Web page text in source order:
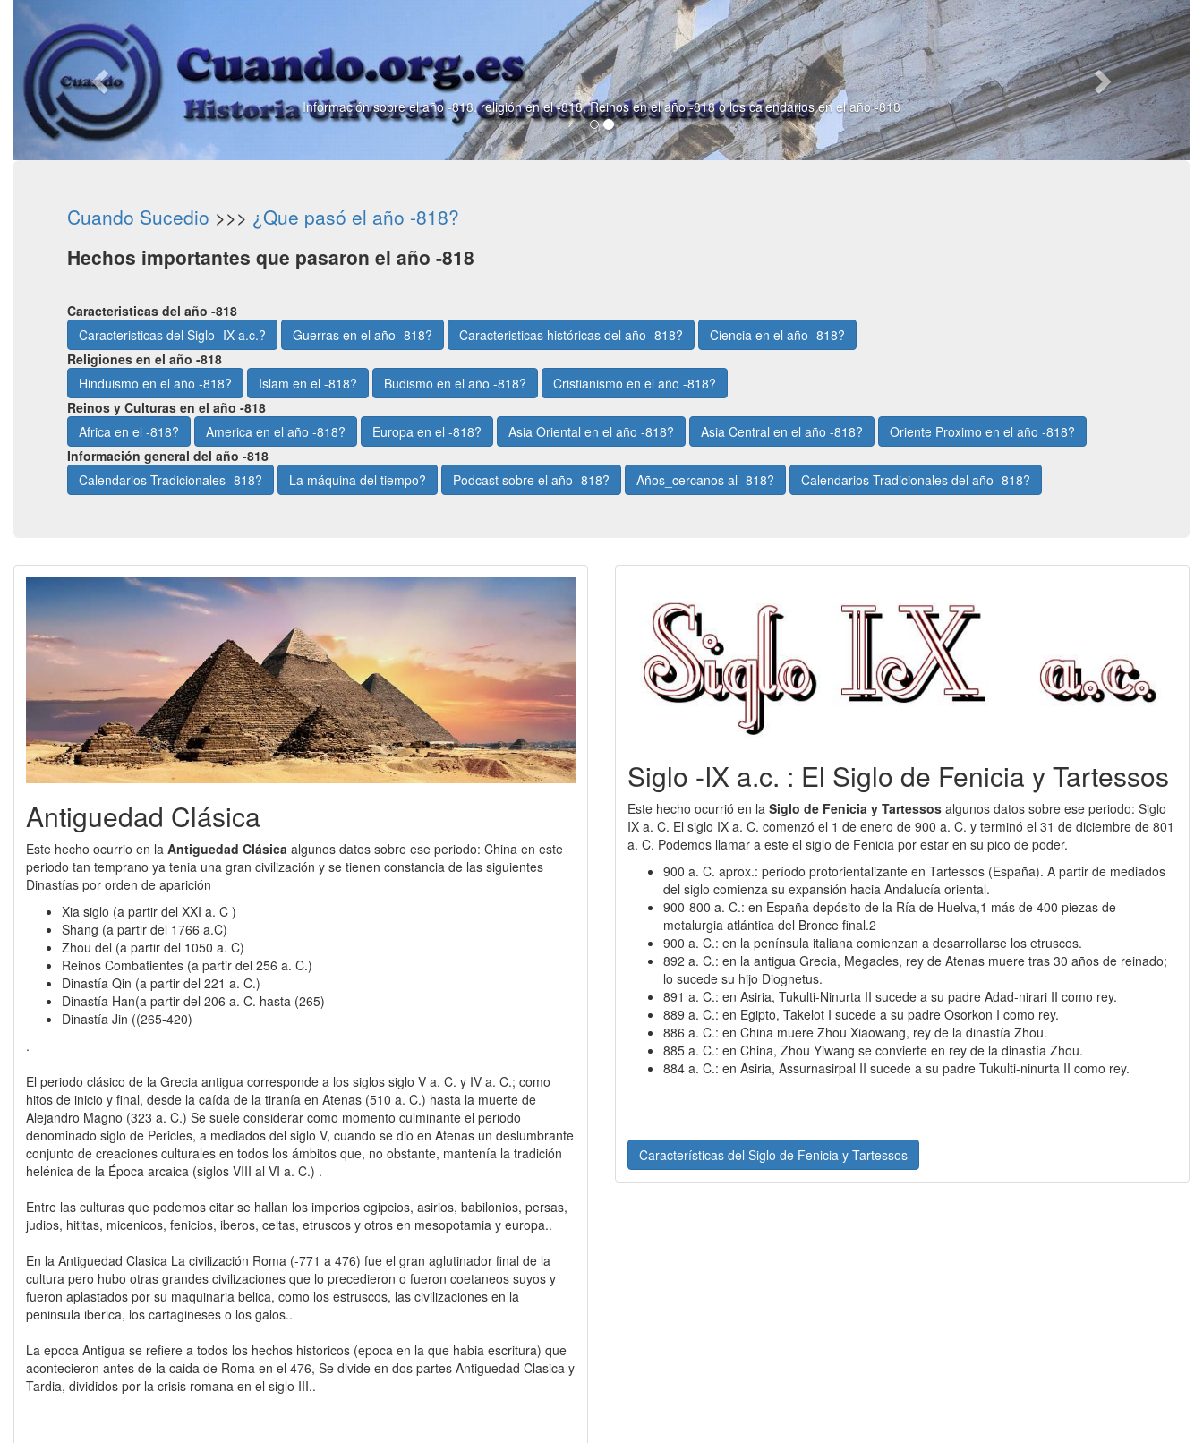
Información sobre el año -818, religión en el -818, Reinos en el año -818 o los calendarios en el año -818
Cuando Sucedio >>> ¿Que pasó el año -818?
Hechos importantes que pasaron el año -818
Caracteristicas del año -818
Caracteristicas del Siglo -IX a.c.?
Guerras en el año -818? Caracteristicas históricas del año -818?
Ciencia en el año -818?
Religiones en el año -818
Hinduismo en el año -818?
Islam en el -818? Budismo en el año -818?
Cristianismo en el año -818?
Reinos y Culturas en el año -818
Africa en el -818?
America en el año -818? Europa en el -818? Asia Oriental en el año -818? Asia Central en el año -818?
Oriente Proximo en el año -818?
Información general del año -818
Calendarios Tradicionales -818?
La máquina del tiempo? Podcast sobre el año -818? Años_cercanos al -818? Calendarios Tradicionales del año -818?
Antiguedad Clásica
Este hecho ocurrio en la Antiguedad Clásica algunos datos sobre ese periodo: China en este
periodo tan temprano ya tenia una gran civilización y se tienen constancia de las siguientes
Dinastías por orden de aparición
Xia siglo (a partir del XXI a. C )
Shang (a partir del 1766 a.C)
Zhou del (a partir del 1050 a. C)
Reinos Combatientes (a partir del 256 a. C.)
Dinastía Qin (a partir del 221 a. C.)
Dinastía Han(a partir del 206 a. C. hasta (265)
Dinastía Jin ((265-420)
.
El periodo clásico de la Grecia antigua corresponde a los siglos siglo V a. C. y IV a. C.; como
hitos de inicio y final, desde la caída de la tiranía en Atenas (510 a. C.) hasta la muerte de
Alejandro Magno (323 a. C.) Se suele considerar como momento culminante el periodo
denominado siglo de Pericles, a mediados del siglo V, cuando se dio en Atenas un deslumbrante
conjunto de creaciones culturales en todos los ámbitos que, no obstante, mantenía la tradición
helénica de la Época arcaica (siglos VIII al VI a. C.) .
Entre las culturas que podemos citar se hallan los imperios egipcios, asirios, babilonios, persas,
judios, hititas, micenicos, fenicios, iberos, celtas, etruscos y otros en mesopotamia y europa..
En la Antiguedad Clasica La civilización Roma (-771 a 476) fue el gran aglutinador final de la
cultura pero hubo otras grandes civilizaciones que lo precedieron o fueron coetaneos suyos y
fueron aplastados por su maquinaria belica, como los estruscos, las civilizaciones en la
peninsula iberica, los cartagineses o los galos..
La epoca Antigua se refiere a todos los hechos historicos (epoca en la que habia escritura) que
acontecieron antes de la caida de Roma en el 476, Se divide en dos partes Antiguedad Clasica y
Tardia, divididos por la crisis romana en el siglo III..
Siglo -IX a.c. : El Siglo de Fenicia y Tartessos
Este hecho ocurrió en la Siglo de Fenicia y Tartessos algunos datos sobre ese periodo: Siglo
IX a. C. El siglo IX a. C. comenzó el 1 de enero de 900 a. C. y terminó el 31 de diciembre de 801
a. C. Podemos llamar a este el siglo de Fenicia por estar en su pico de poder.
900 a. C. aprox.: período protorientalizante en Tartessos (España). A partir de mediados
del siglo comienza su expansión hacia Andalucía oriental.
900-800 a. C.: en España depósito de la Ría de Huelva,1​ más de 400 piezas de
metalurgia atlántica del Bronce final.2​
900 a. C.: en la península italiana comienzan a desarrollarse los etruscos.
892 a. C.: en la antigua Grecia, Megacles, rey de Atenas muere tras 30 años de reinado;
lo sucede su hijo Diognetus.
891 a. C.: en Asiria, Tukulti-Ninurta II sucede a su padre Adad-nirari II como rey.
889 a. C.: en Egipto, Takelot I sucede a su padre Osorkon I como rey.
886 a. C.: en China muere Zhou Xiaowang, rey de la dinastía Zhou.
885 a. C.: en China, Zhou Yiwang se convierte en rey de la dinastía Zhou.
884 a. C.: en Asiria, Assurnasirpal II sucede a su padre Tukulti-ninurta II como rey.
Características del Siglo de Fenicia y Tartessos